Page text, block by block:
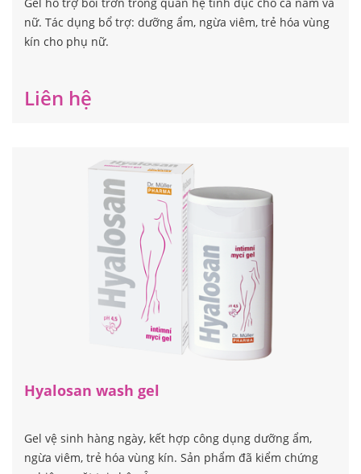
Gel hỗ trợ bôi trơn trong quan hệ tình dục cho cả nam và
nữ. Tác dụng bổ trợ: dưỡng ẩm, ngừa viêm, trẻ hóa vùng
kín cho phụ nữ.
Liên hệ
Hyalosan wash gel
Gel vệ sinh hàng ngày, kết hợp công dụng dưỡng ẩm,
ngừa viêm, trẻ hóa vùng kín. Sản phẩm đã kiểm chứng